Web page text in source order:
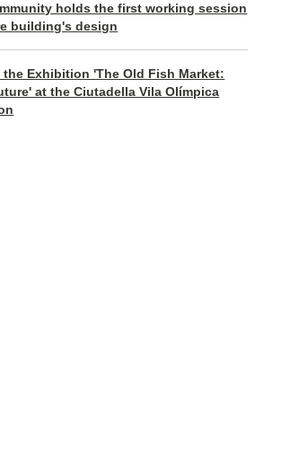
holds the first working session
building's design
Exhibition 'The Old Fish Market:
at the Ciutadella Vila Olímpica